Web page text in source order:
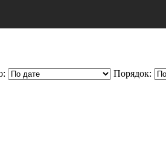
Порядок: